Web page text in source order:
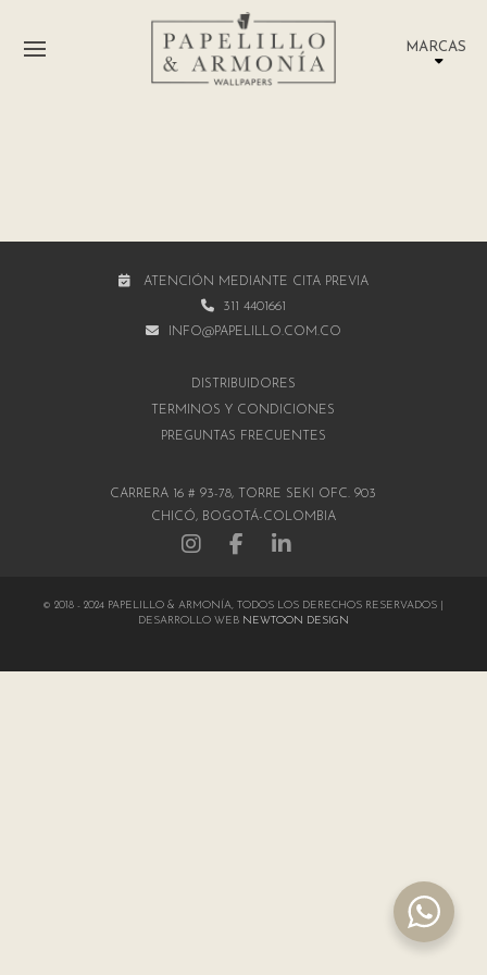
MARCAS
ATENCIÓN MEDIANTE CITA PREVIA
311 4401661
INFO@PAPELILLO.COM.CO
DISTRIBUIDORES
TÉRMINOS Y CONDICIONES
PREGUNTAS FRECUENTES
CARRERA 16 # 93-78, TORRE SEKI OFC. 903
CHICÓ, BOGOTÁ-COLOMBIA
© 2018 - 2024 PAPELILLO & ARMONÍA, TODOS LOS DERECHOS RESERVADOS |
DESARROLLO WEB NEWTOON DESIGN